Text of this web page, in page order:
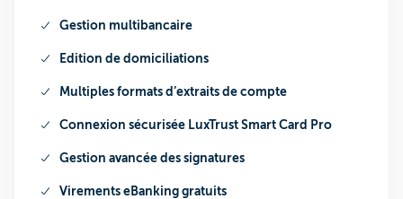
Gestion multibancaire
Edition de domiciliations
Multiples formats d’extraits de compte
Connexion sécurisée LuxTrust Smart Card Pro
Gestion avancée des signatures
Virements eBanking gratuits